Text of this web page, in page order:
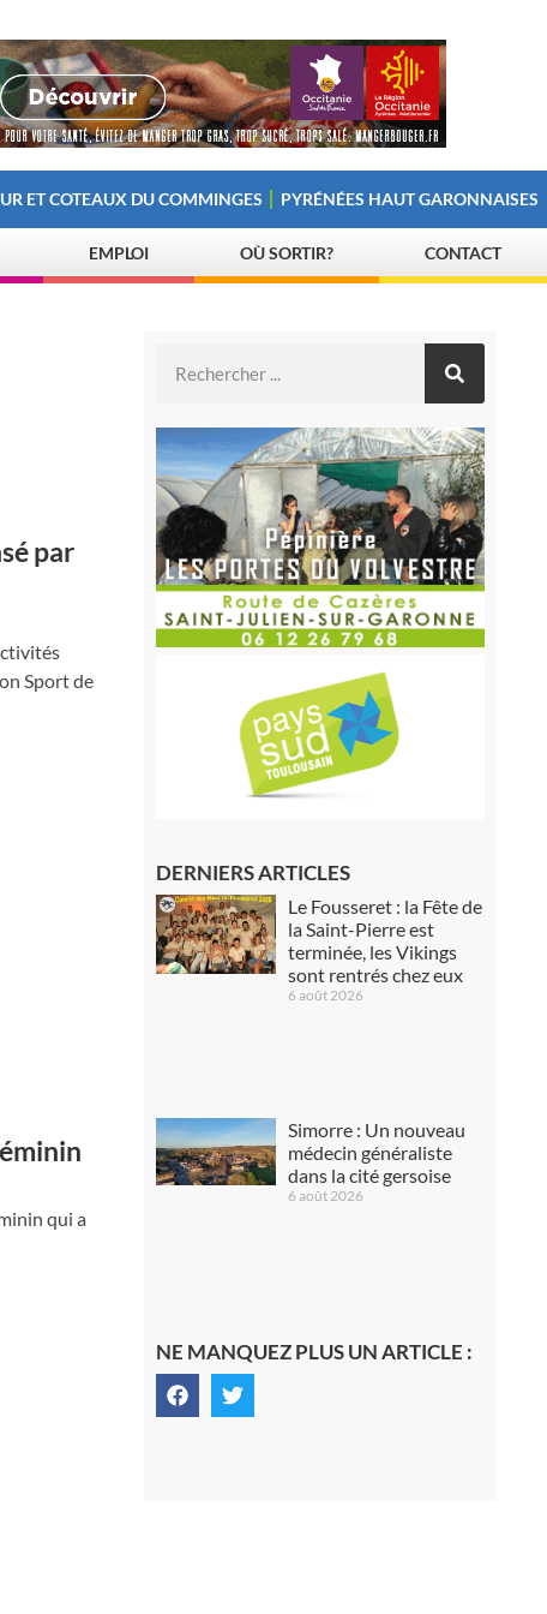
ET COTEAUX DU COMMINGES PYRÉNÉES HAUT GARONNAISES
EMPLOI OÙ SORTIR? CONTACT
par
Sport de
qui a
DERNIERS ARTICLES
Le Fousseret : la Fête de
la Saint-Pierre est
terminée, les Vikings
sont rentrés chez eux
6 août 2026
Simorre : Un nouveau
médecin généraliste
dans la cité gersoise
6 août 2026
NE MANQUEZ PLUS UN ARTICLE :